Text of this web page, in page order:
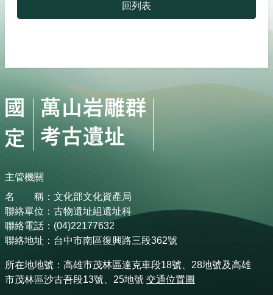
回列表
主管機關
名 稱：文化部文化資產局
聯絡單位：古物遺址組遺址科
聯絡電話：(04)22177632
聯絡地址：台中市南區復興路三段362號
所在地地號：高雄市茂林區達克車段18號、28地號及高雄
市茂林區沙古吾段13號、25地號 交通位置圖